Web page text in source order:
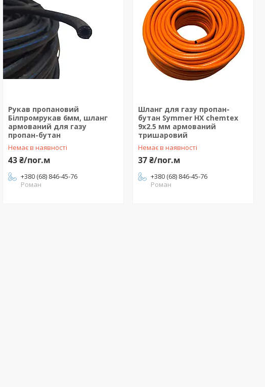
Рукав пропановий
Білпромрукав 6мм, шланг
армований для газу
пропан-бутан
Немає в наявності
43 ₴/пог.м
+380 (68) 846-45-76
Роман
Шланг для газу пропан-
бутан Symmer HX chemtex
9х2.5 мм армований
тришаровий
Немає в наявності
37 ₴/пог.м
+380 (68) 846-45-76
Роман